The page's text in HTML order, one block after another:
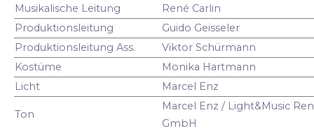
Musikalische Leitung
René Carlin
Produktionsleitung
Guido Geisseler
Produktionsleitung Ass.
Viktor Schürmann
Kostüme
Monika Hartmann
Licht
Marcel Enz
Ton
Marcel Enz / Light&Music
GmbH